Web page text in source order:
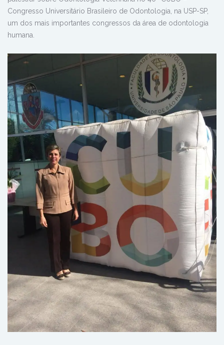
Congresso Universitário Brasileiro de Odontologia, na USP-SP,
um dos mais importantes congressos da área de odontologia
humana.